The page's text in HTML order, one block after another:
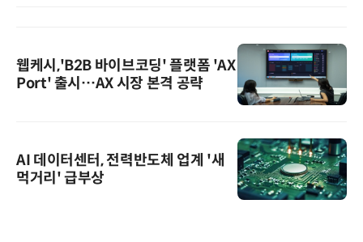
웹케시,'B2B 바이브코딩' 플랫폼 'AX
Port' 출시…AX 시장 본격 공략
AI 데이터센터, 전력반도체 업계 '새
먹거리' 급부상